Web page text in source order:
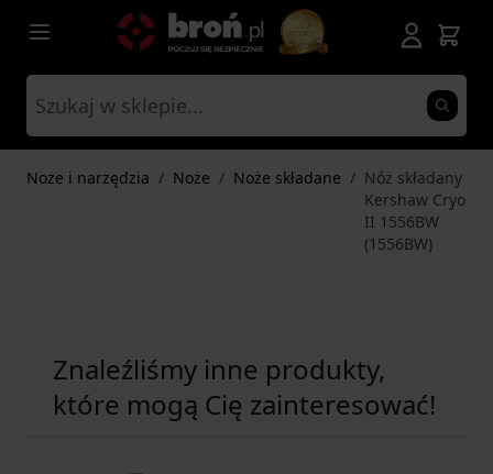
Przejdź do treści
Noże i narzędzia / Noże / Noże składane / Nóż składany
Kershaw Cryo
II 1556BW
(1556BW)
Znaleźliśmy inne produkty,
które mogą Cię zainteresować!